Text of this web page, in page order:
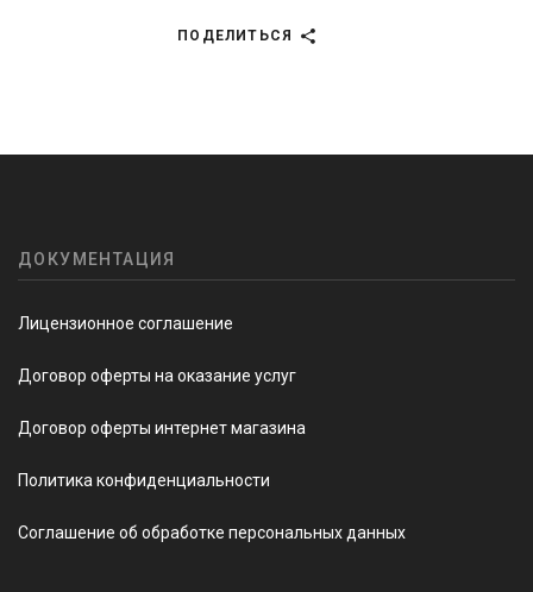
ПОДЕЛИТЬСЯ
ДОКУМЕНТАЦИЯ
Лицензионное соглашение
Договор оферты на оказание услуг
Договор оферты интернет магазина
Политика конфиденциальности
Соглашение об обработке персональных данных